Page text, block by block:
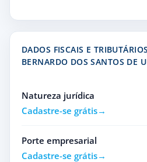
DADOS FISCAIS E
BERNARDO DOS SANTOS DE
Natureza jurídica
Cadastre-se grátis
Porte empresarial
Cadastre-se grátis